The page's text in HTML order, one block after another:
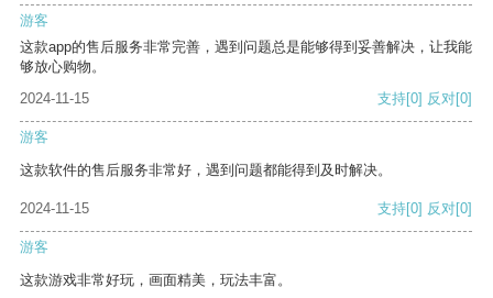
游客
这款app的售后服务非常完善，遇到问题总是能够得到妥善解决，让我能
够放心购物。
2024-11-15
支持[0] 反对[0]
游客
这款软件的售后服务非常好，遇到问题都能得到及时解决。
2024-11-15 支持[0] 反对[0]
游客
这款游戏非常好玩，画面精美，玩法丰富。